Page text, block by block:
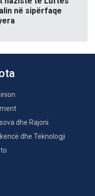
në sipërfaqe
dhe Rajoni
dhe Teknologji